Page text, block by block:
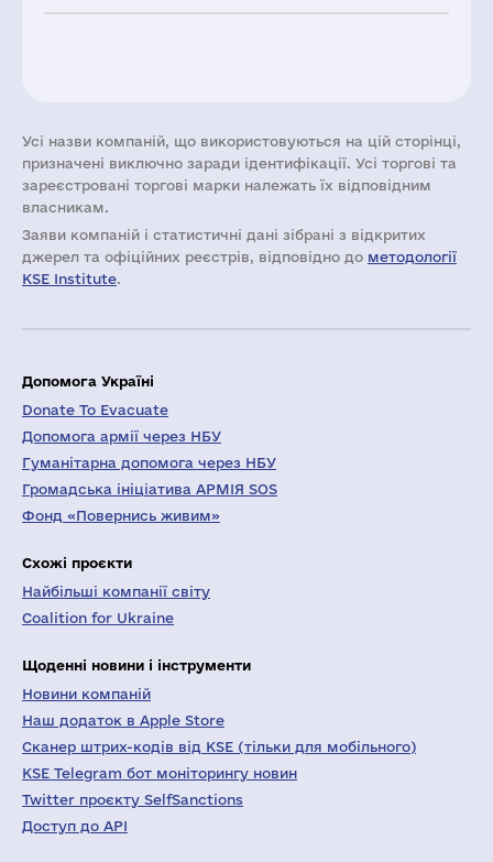
Усі назви компаній, що використовуються на цій сторінці,
призначені виключно заради ідентифікації. Усі торгові та
зареєстровані торгові марки належать їх відповідним
власникам.
Заяви компаній i статистичні дані зібрані з відкритих
джерел та офіційних реєстрів, відповідно до методології
KSE Institute.
Допомога Україні
Donate To Evacuate
Допомога армії через НБУ
Гуманітарна допомога через НБУ
Громадська ініціатива АРМІЯ SOS
Фонд «Повернись живим»
Схожі проєкти
Найбільші компанії світу
Coalition for Ukraine
Щоденні новини і інструменти
Новини компаній
Наш додаток в Apple Store
Сканер штрих-кодів від KSE (тільки для мобільного)
KSE Telegram бот моніторингу новин
Twitter проєкту SelfSanctions
Доступ до API